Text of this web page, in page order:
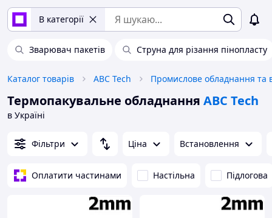
В категорії
Зварювач пакетів Струна для різання пінопласту
Каталог товарів ABC Tech
Термопакувальне обладнання ABC Tech
в Україні
Фільтри Ціна Встановлення
Оплатити частинами Настільна Підлогова